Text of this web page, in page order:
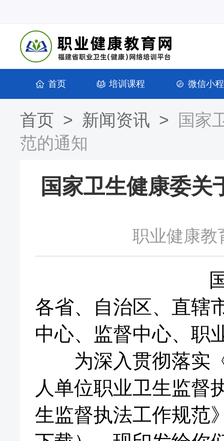
首页 培训课程 微信小
首页 > 新闻资讯 >
国家
范的通知
国家卫生健康委关
职业健康
各省、自治区、直辖
中心、监督中心、职
为深入贯彻落实《
人单位职业卫生监督
生监督执法工作规范